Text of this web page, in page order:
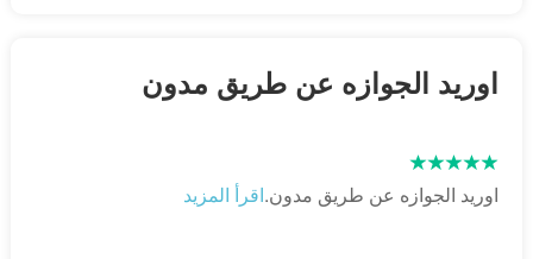
اوريد الجوازه عن طريق مدون
اوريد الجوازه عن طريق مدون.اقرأ المزيد